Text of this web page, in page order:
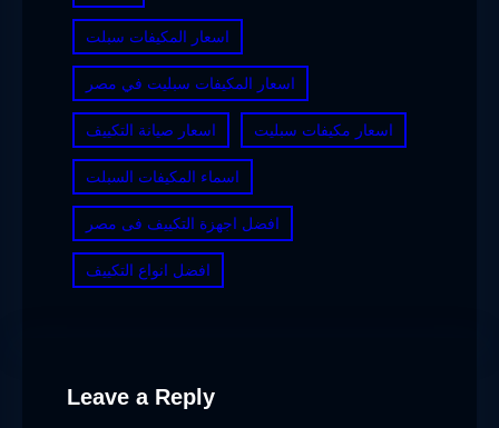
اسعار المكيفات سبلت
اسعار المكيفات سبليت في مصر
اسعار صيانة التكييف اسعار مكيفات سبليت
اسماء المكيفات السبلت
افضل اجهزة التكييف فى مصر
افضل انواع التكييف
Leave a Reply